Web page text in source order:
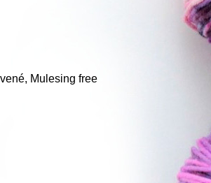
Mulesing free